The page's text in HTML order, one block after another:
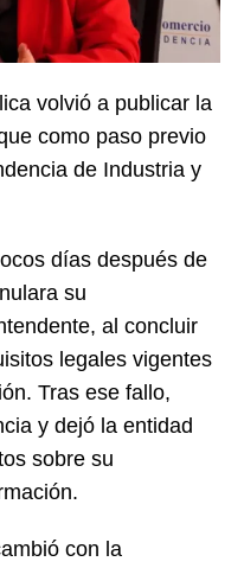
volvió a publicar la
como paso previo
de Industria y
días después de
su
al concluir
legales vigentes
Tras ese fallo,
y dejó la entidad
sobre su
con la